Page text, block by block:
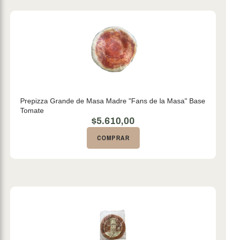
Prepizza Grande de Masa Madre "Fans de la Masa" Base
Tomate
$5.610,00
COMPRAR